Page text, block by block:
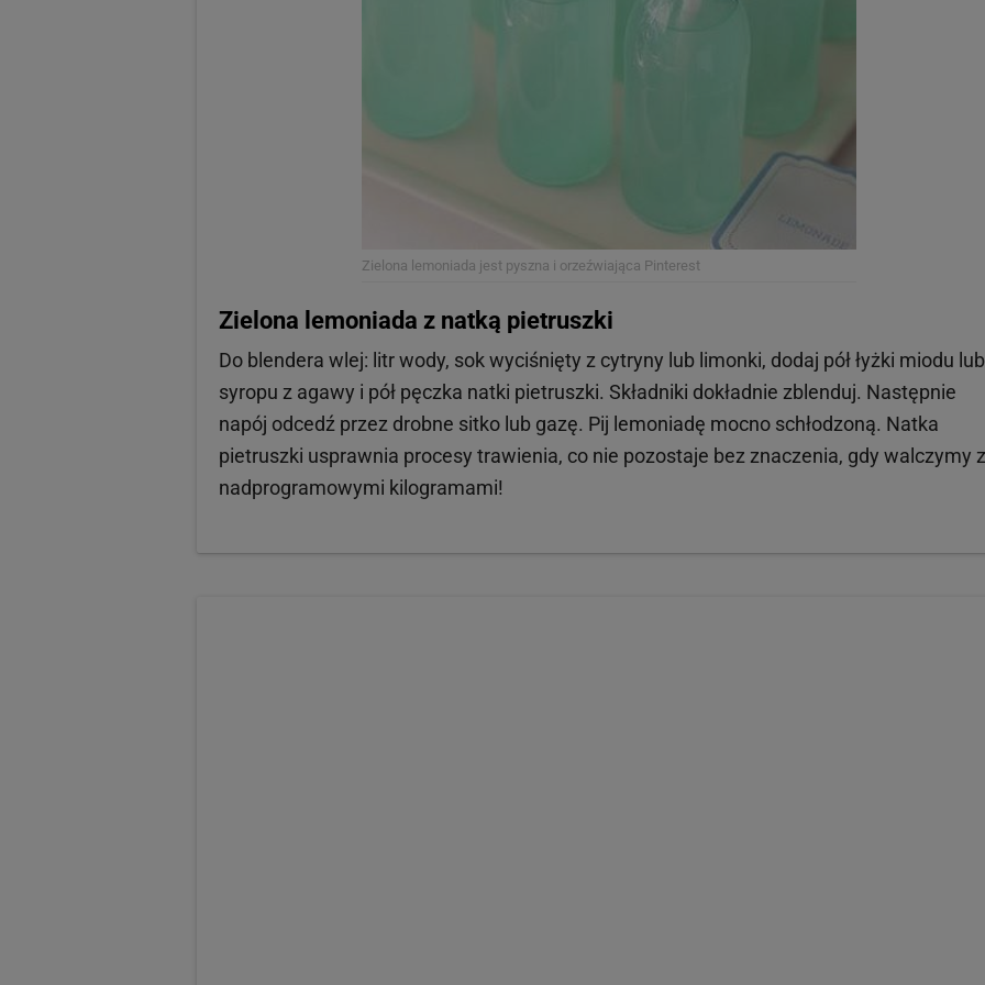
Zielona lemoniada jest pyszna i orzeźwiająca Pinterest
Zielona lemoniada z natką pietruszki
Do blendera wlej: litr wody, sok wyciśnięty z cytryny lub limonki, dodaj pół łyżki miodu lub
syropu z agawy i pół pęczka natki pietruszki. Składniki dokładnie zblenduj. Następnie
napój odcedź przez drobne sitko lub gazę. Pij lemoniadę mocno schłodzoną. Natka
pietruszki usprawnia procesy trawienia, co nie pozostaje bez znaczenia, gdy walczymy z
nadprogramowymi kilogramami!